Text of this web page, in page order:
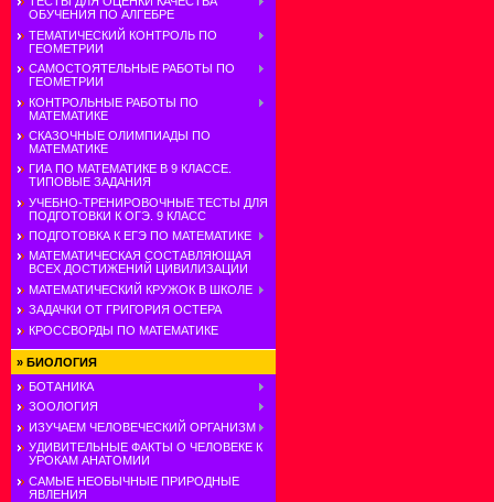
ОБУЧЕНИЯ ПО АЛГЕБРЕ
ТЕМАТИЧЕСКИЙ КОНТРОЛЬ ПО
ГЕОМЕТРИИ
САМОСТОЯТЕЛЬНЫЕ РАБОТЫ ПО
ГЕОМЕТРИИ
КОНТРОЛЬНЫЕ РАБОТЫ ПО
МАТЕМАТИКЕ
СКАЗОЧНЫЕ ОЛИМПИАДЫ ПО
МАТЕМАТИКЕ
ГИА ПО МАТЕМАТИКЕ В 9 КЛАССЕ.
ТИПОВЫЕ ЗАДАНИЯ
УЧЕБНО-ТРЕНИРОВОЧНЫЕ ТЕСТЫ ДЛЯ
ПОДГОТОВКИ К ОГЭ. 9 КЛАСС
ПОДГОТОВКА К ЕГЭ ПО МАТЕМАТИКЕ
МАТЕМАТИЧЕСКАЯ СОСТАВЛЯЮЩАЯ
ВСЕХ ДОСТИЖЕНИЙ ЦИВИЛИЗАЦИИ
МАТЕМАТИЧЕСКИЙ КРУЖОК В ШКОЛЕ
ЗАДАЧКИ ОТ ГРИГОРИЯ ОСТЕРА
КРОССВОРДЫ ПО МАТЕМАТИКЕ
» БИОЛОГИЯ
БОТАНИКА
ЗООЛОГИЯ
ИЗУЧАЕМ ЧЕЛОВЕЧЕСКИЙ ОРГАНИЗМ
УДИВИТЕЛЬНЫЕ ФАКТЫ О ЧЕЛОВЕКЕ К
УРОКАМ АНАТОМИИ
САМЫЕ НЕОБЫЧНЫЕ ПРИРОДНЫЕ
ЯВЛЕНИЯ